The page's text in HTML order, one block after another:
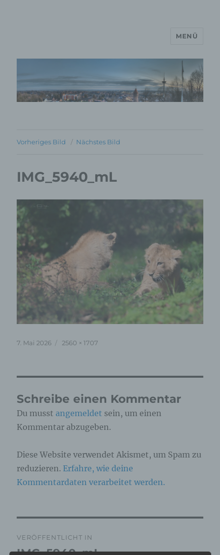
MP Mario Porten Beratung
Training Coaching
MENÜ
Vorheriges Bild Nächstes Bild
IMG_5940_mL
Veröffentlicht
7. Mai 2026 Originalgröße
2560 × 1707
Schreibe einen Kommentar
Du musst angemeldet sein, um einen
Kommentar abzugeben.
Diese Website verwendet Akismet, um Spam zu
reduzieren. Erfahre, wie deine
Kommentardaten verarbeitet werden.
VERÖFFENTLICHT IN